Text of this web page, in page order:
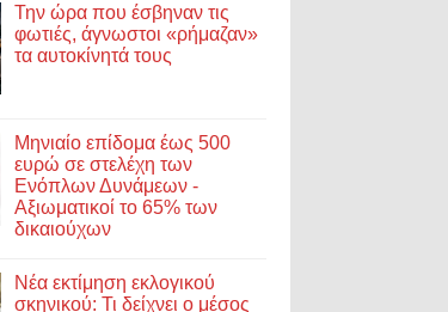
Την ώρα που έσβηναν τις
φωτιές, άγνωστοι «ρήμαζαν»
τα αυτοκίνητά τους
Μηνιαίο επίδομα έως 500
ευρώ σε στελέχη των
Ενόπλων Δυνάμεων -
Αξιωματικοί το 65% των
δικαιούχων
Νέα εκτίμηση εκλογικού
σκηνικού: Τι δείχνει ο μέσος